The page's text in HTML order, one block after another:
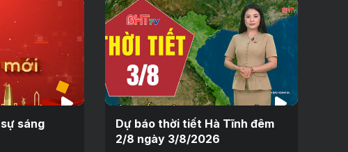
sáng
Dự báo thời tiết Hà Tĩnh đêm
2/8 ngày 3/8/2026